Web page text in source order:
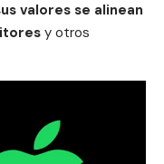
valores se alinean
y otros